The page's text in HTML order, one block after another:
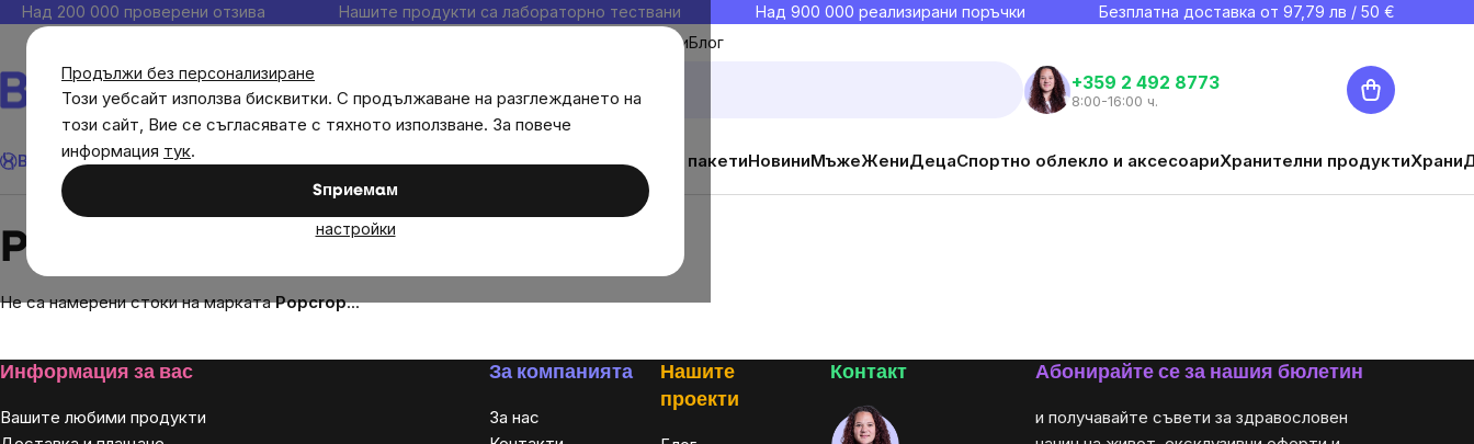
Продължи без персонализиране
Този уебсайт използва бисквитки. С продължаване на разглеждането на
този сайт, Вие се съгласявате с тяхното използване. За повече
информация тук.
Sпpиeмaм
настройки
Прескочи
към
съдържанието
Над 200 000 проверени отзива Нашите продукти са лабораторно тествани Над 900 000 реализирани поръчки Безплатна доставка от 97,79 лв / 50 €
Моите любимиБлог
+359 2 492 8773
8:00-16:00 ч.
Количка
Brainmax Имунитет Акции💪 WomenPowerЦелиДиетични добавкиИзгодни пакетиНовиниМъжеЖениДецаСпортно облекло и аксесоариХранителни продуктиХрани
Popcrop
Не са намерени стоки на маркатаPopcrop...
Footer
Информация за вас
Вашите любими продукти
За компанията
За нас
Нашите
проекти
Контакт Абонирайте се за нашия бюлетин
и получавайте съвети за здравословен